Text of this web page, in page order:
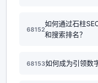
68152
如何通过石柱
和搜索排名？
68153如何成为引领数